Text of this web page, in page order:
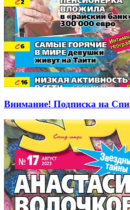
Внимание! Подписка на